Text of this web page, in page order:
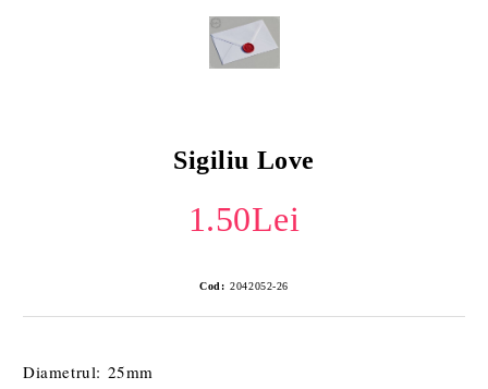
Sigiliu Love
1.50Lei
Cod: 2042052-26
Diametrul: 25mm